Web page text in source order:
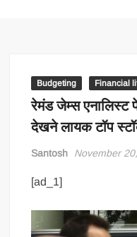
Budgeting Financial
रेमंड जेम्स एनालिस्ट
देखने लायक टॉप
Santosh November
[ad_1]